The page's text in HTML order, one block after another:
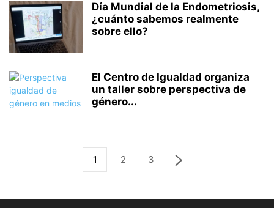
Día Mundial de la Endometriosis,
¿cuánto sabemos realmente
sobre ello?
El Centro de Igualdad organiza
un taller sobre perspectiva de
género...
1 2 3